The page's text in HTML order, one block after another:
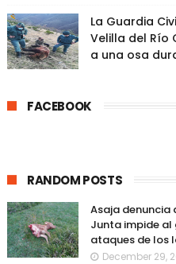
La Guardia
Velilla del Río
a una osa
FACEBOOK
RANDOM POSTS
Asaja denuncia
Junta impide
ataques de los
December 29,